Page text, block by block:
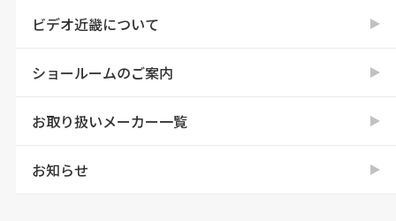
ビデオ近畿について
ショールームのご案内
お取り扱いメーカー一覧
お知らせ